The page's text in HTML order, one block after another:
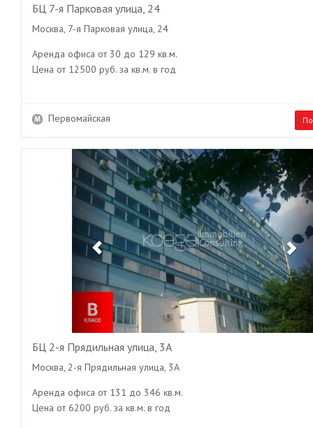
БЦ 7-я Парковая улица, 24
Москва, 7-я Парковая улица, 24
Аренда офиса от 30 до 129 кв.м.
Цена от 12500 руб. за кв.м. в год
Первомайская
Previous
БЦ 2-я Прядильная улица, 3А
Москва, 2-я Прядильная улица, 3А
Аренда офиса от 131 до 346 кв.м.
Цена от 6200 руб. за кв.м. в год